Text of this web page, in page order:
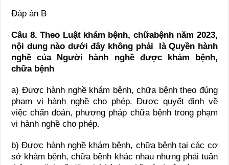
Đáp án B
Câu 8. Theo Luật khám bệnh, chữabệnh năm 2023,
nội dung nào dưới đây không phải làQuyền hành
nghề của Người hành nghề được khám bệnh,
chữa bệnh
a) Được hành nghề khám bệnh, chữa bệnh theo đúng
phạm vi hành nghề cho phép. Được quyết định về
việc chẩn đoán, phương pháp chữa bệnh trong phạm
vi hành nghề cho phép.
b) Được hành nghề khám bệnh, chữa bệnh tại các cơ
sở khám bệnh, chữa bệnh khác nhau nhưng phải tuân